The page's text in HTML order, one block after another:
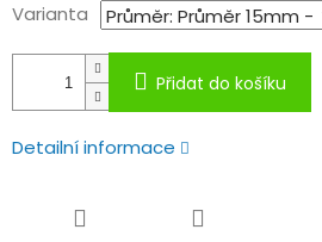
Varianta
Přidat do košíku
Detailní informace